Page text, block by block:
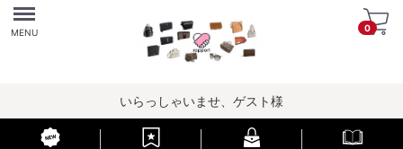
Menu
MENU 0
いらっしゃいませ、ゲスト様